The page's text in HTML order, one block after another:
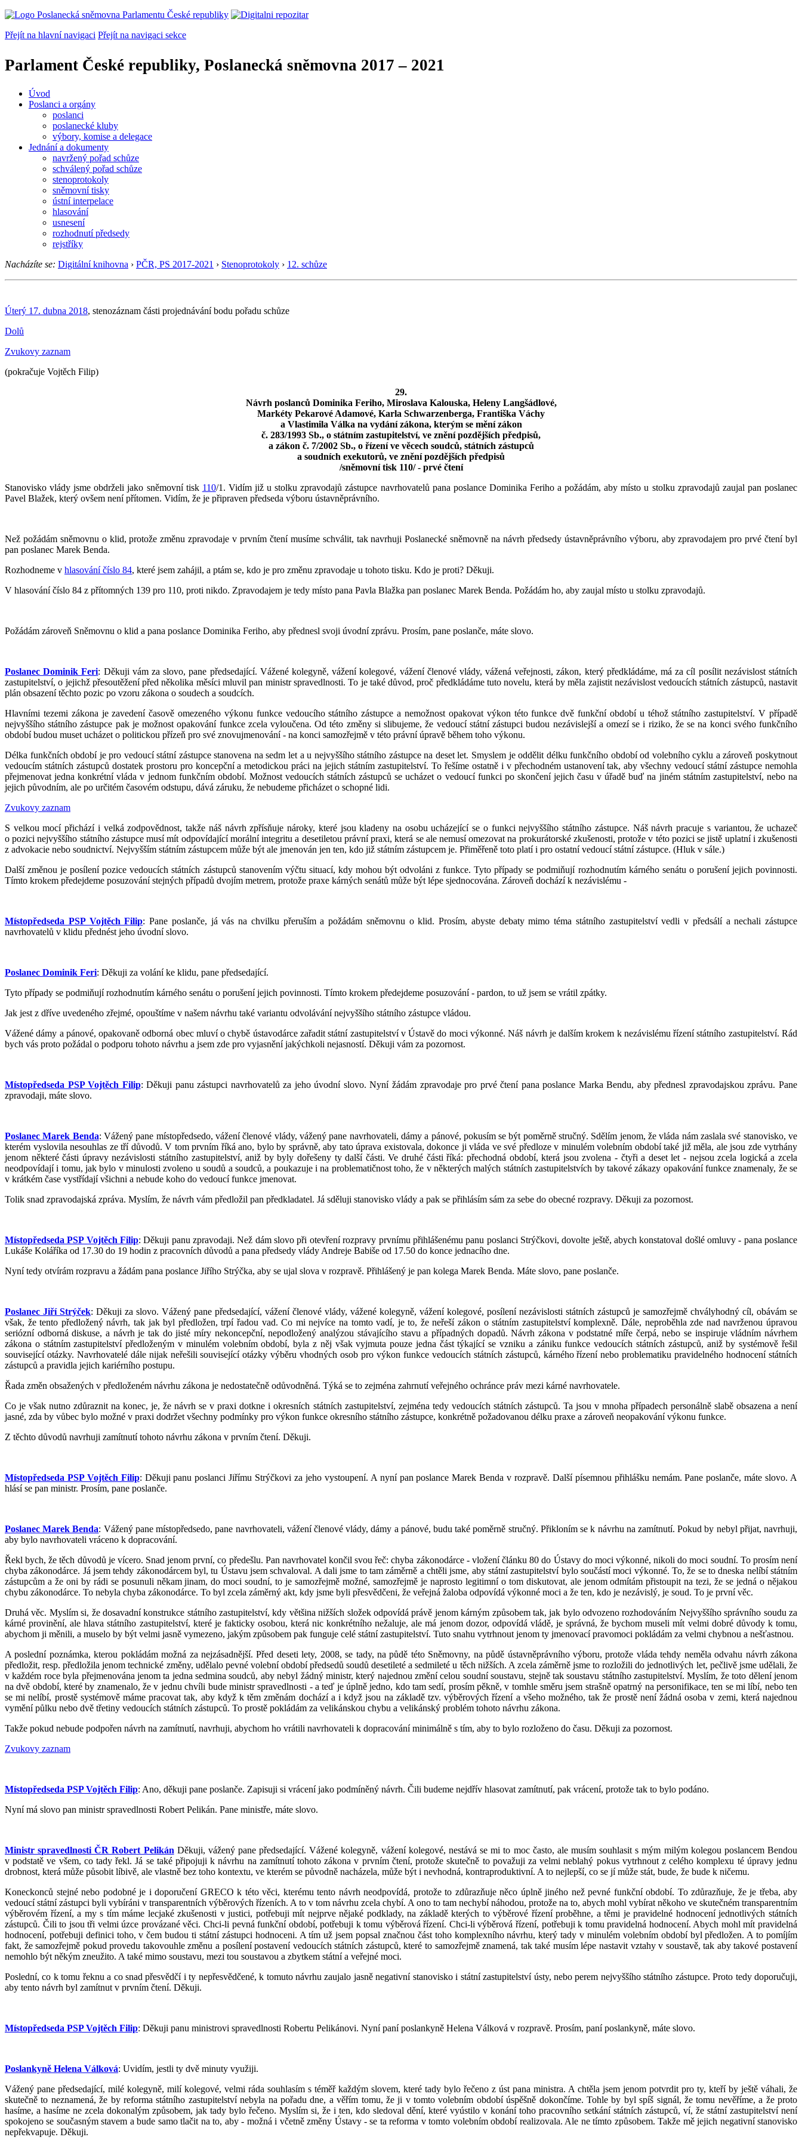
Přejít na hlavní navigaci Přejít na navigaci sekce
Parlament České republiky, Poslanecká sněmovna 2017 – 2021
Úvod
Poslanci a orgány
poslanci
poslanecké kluby
výbory, komise a delegace
Jednání a dokumenty
navržený pořad schůze
schválený pořad schůze
stenoprotokoly
sněmovní tisky
ústní interpelace
hlasování
usnesení
rozhodnutí předsedy
rejstříky
Nacházíte se: Digitální knihovna › PČR, PS 2017-2021 › Stenoprotokoly › 12. schůze
Úterý 17. dubna 2018, stenozáznam části projednávání bodu pořadu schůze
Dolů
Zvukovy zaznam
(pokračuje Vojtěch Filip)
29.
Návrh poslanců Dominika Feriho, Miroslava Kalouska, Heleny Langšádlové,
Markéty Pekarové Adamové, Karla Schwarzenberga, Františka Váchy
a Vlastimila Válka na vydání zákona, kterým se mění zákon
č. 283/1993 Sb., o státním zastupitelství, ve znění pozdějších předpisů,
a zákon č. 7/2002 Sb., o řízení ve věcech soudců, státních zástupců
a soudních exekutorů, ve znění pozdějších předpisů
/sněmovní tisk 110/ - prvé čtení
Stanovisko vlády jsme obdrželi jako sněmovní tisk 110/1. Vidím již u stolku zpravodajů zástupce navrhovatelů pana poslance Dominika Feriho a požádám, aby místo u stolku zpravodajů zaujal pan poslanec
Pavel Blažek, který ovšem není přítomen. Vidím, že je připraven předseda výboru ústavněprávního.
Než požádám sněmovnu o klid, protože změnu zpravodaje v prvním čtení musíme schválit, tak navrhuji Poslanecké sněmovně na návrh předsedy ústavněprávního výboru, aby zpravodajem pro prvé čtení byl
pan poslanec Marek Benda.
Rozhodneme v hlasování číslo 84, které jsem zahájil, a ptám se, kdo je pro změnu zpravodaje u tohoto tisku. Kdo je proti? Děkuji.
V hlasování číslo 84 z přítomných 139 pro 110, proti nikdo. Zpravodajem je tedy místo pana Pavla Blažka pan poslanec Marek Benda. Požádám ho, aby zaujal místo u stolku zpravodajů.
Požádám zároveň Sněmovnu o klid a pana poslance Dominika Feriho, aby přednesl svoji úvodní zprávu. Prosím, pane poslanče, máte slovo.
Poslanec Dominik Feri: Děkuji vám za slovo, pane předsedající. Vážené kolegyně, vážení kolegové, vážení členové vlády, vážená veřejnosti, zákon, který předkládáme, má za cíl posílit nezávislost státních
zastupitelství, o jejichž přesoutěžení před několika měsíci mluvil pan ministr spravedlnosti. To je také důvod, proč předkládáme tuto novelu, která by měla zajistit nezávislost vedoucích státních zástupců, nastavit
plán obsazení těchto pozic po vzoru zákona o soudech a soudcích.
Hlavními tezemi zákona je zavedení časově omezeného výkonu funkce vedoucího státního zástupce a nemožnost opakovat výkon této funkce dvě funkční období u téhož státního zastupitelství. V případě
nejvyššího státního zástupce pak je možnost opakování funkce zcela vyloučena. Od této změny si slibujeme, že vedoucí státní zástupci budou nezávislejší a omezí se i riziko, že se na konci svého funkčního
období budou muset ucházet o politickou přízeň pro své znovujmenování - na konci samozřejmě v této právní úpravě během toho výkonu.
Délka funkčních období je pro vedoucí státní zástupce stanovena na sedm let a u nejvyššího státního zástupce na deset let. Smyslem je oddělit délku funkčního období od volebního cyklu a zároveň poskytnout
vedoucím státních zástupců dostatek prostoru pro koncepční a metodickou práci na jejich státním zastupitelství. To řešíme ostatně i v přechodném ustanovení tak, aby všechny vedoucí státní zástupce nemohla
přejmenovat jedna konkrétní vláda v jednom funkčním období. Možnost vedoucích státních zástupců se ucházet o vedoucí funkci po skončení jejich času v úřadě buď na jiném státním zastupitelství, nebo na
jejich původním, ale po určitém časovém odstupu, dává záruku, že nebudeme přicházet o schopné lidi.
Zvukovy zaznam
S velkou mocí přichází i velká zodpovědnost, takže náš návrh zpřísňuje nároky, které jsou kladeny na osobu ucházející se o funkci nejvyššího státního zástupce. Náš návrh pracuje s variantou, že uchazeč
o pozici nejvyššího státního zástupce musí mít odpovídající morální integritu a desetiletou právní praxi, která se ale nemusí omezovat na prokurátorské zkušenosti, protože v této pozici se jistě uplatní i zkušenosti
z advokacie nebo soudnictví. Nejvyšším státním zástupcem může být ale jmenován jen ten, kdo již státním zástupcem je. Přiměřeně toto platí i pro ostatní vedoucí státní zástupce. (Hluk v sále.)
Další změnou je posílení pozice vedoucích státních zástupců stanovením výčtu situací, kdy mohou být odvoláni z funkce. Tyto případy se podmiňují rozhodnutím kárného senátu o porušení jejich povinnosti.
Tímto krokem předejdeme posuzování stejných případů dvojím metrem, protože praxe kárných senátů může být lépe sjednocována. Zároveň dochází k nezávislému -
Místopředseda PSP Vojtěch Filip: Pane poslanče, já vás na chvilku přeruším a požádám sněmovnu o klid. Prosím, abyste debaty mimo téma státního zastupitelství vedli v předsálí a nechali zástupce
navrhovatelů v klidu přednést jeho úvodní slovo.
Poslanec Dominik Feri: Děkuji za volání ke klidu, pane předsedající.
Tyto případy se podmiňují rozhodnutím kárného senátu o porušení jejich povinnosti. Tímto krokem předejdeme posuzování - pardon, to už jsem se vrátil zpátky.
Jak jest z dříve uvedeného zřejmé, opouštíme v našem návrhu také variantu odvolávání nejvyššího státního zástupce vládou.
Vážené dámy a pánové, opakovaně odborná obec mluví o chybě ústavodárce zařadit státní zastupitelství v Ústavě do moci výkonné. Náš návrh je dalším krokem k nezávislému řízení státního zastupitelství. Rád
bych vás proto požádal o podporu tohoto návrhu a jsem zde pro vyjasnění jakýchkoli nejasností. Děkuji vám za pozornost.
Místopředseda PSP Vojtěch Filip: Děkuji panu zástupci navrhovatelů za jeho úvodní slovo. Nyní žádám zpravodaje pro prvé čtení pana poslance Marka Bendu, aby přednesl zpravodajskou zprávu. Pane
zpravodaji, máte slovo.
Poslanec Marek Benda: Vážený pane místopředsedo, vážení členové vlády, vážený pane navrhovateli, dámy a pánové, pokusím se být poměrně stručný. Sdělím jenom, že vláda nám zaslala své stanovisko, ve
kterém vyslovila nesouhlas ze tří důvodů. V tom prvním říká ano, bylo by správně, aby tato úprava existovala, dokonce ji vláda ve své předloze v minulém volebním období také již měla, ale jsou zde vytrhány
jenom některé části úpravy nezávislosti státního zastupitelství, aniž by byly dořešeny ty další části. Ve druhé části říká: přechodná období, která jsou zvolena - čtyři a deset let - nejsou zcela logická a zcela
neodpovídají i tomu, jak bylo v minulosti zvoleno u soudů a soudců, a poukazuje i na problematičnost toho, že v některých malých státních zastupitelstvích by takové zákazy opakování funkce znamenaly, že se
v krátkém čase vystřídají všichni a nebude koho do vedoucí funkce jmenovat.
Tolik snad zpravodajská zpráva. Myslím, že návrh vám předložil pan předkladatel. Já sděluji stanovisko vlády a pak se přihlásím sám za sebe do obecné rozpravy. Děkuji za pozornost.
Místopředseda PSP Vojtěch Filip: Děkuji panu zpravodaji. Než dám slovo při otevření rozpravy prvnímu přihlášenému panu poslanci Strýčkovi, dovolte ještě, abych konstatoval došlé omluvy - pana poslance
Lukáše Koláříka od 17.30 do 19 hodin z pracovních důvodů a pana předsedy vlády Andreje Babiše od 17.50 do konce jednacího dne.
Nyní tedy otvírám rozpravu a žádám pana poslance Jiřího Strýčka, aby se ujal slova v rozpravě. Přihlášený je pan kolega Marek Benda. Máte slovo, pane poslanče.
Poslanec Jiří Strýček: Děkuji za slovo. Vážený pane předsedající, vážení členové vlády, vážené kolegyně, vážení kolegové, posílení nezávislosti státních zástupců je samozřejmě chvályhodný cíl, obávám se
však, že tento předložený návrh, tak jak byl předložen, trpí řadou vad. Co mi nejvíce na tomto vadí, je to, že neřeší zákon o státním zastupitelství komplexně. Dále, neproběhla zde nad navrženou úpravou
seriózní odborná diskuse, a návrh je tak do jisté míry nekoncepční, nepodložený analýzou stávajícího stavu a případných dopadů. Návrh zákona v podstatné míře čerpá, nebo se inspiruje vládním návrhem
zákona o státním zastupitelství předloženým v minulém volebním období, byla z něj však vyjmuta pouze jedna část týkající se vzniku a zániku funkce vedoucích státních zástupců, aniž by systémově řešil
související otázky. Navrhovatelé dále nijak neřešili související otázky výběru vhodných osob pro výkon funkce vedoucích státních zástupců, kárného řízení nebo problematiku pravidelného hodnocení státních
zástupců a pravidla jejich kariérního postupu.
Řada změn obsažených v předloženém návrhu zákona je nedostatečně odůvodněná. Týká se to zejména zahrnutí veřejného ochránce práv mezi kárné navrhovatele.
Co je však nutno zdůraznit na konec, je, že návrh se v praxi dotkne i okresních státních zastupitelství, zejména tedy vedoucích státních zástupců. Ta jsou v mnoha případech personálně slabě obsazena a není
jasné, zda by vůbec bylo možné v praxi dodržet všechny podmínky pro výkon funkce okresního státního zástupce, konkrétně požadovanou délku praxe a zároveň neopakování výkonu funkce.
Z těchto důvodů navrhuji zamítnutí tohoto návrhu zákona v prvním čtení. Děkuji.
Místopředseda PSP Vojtěch Filip: Děkuji panu poslanci Jiřímu Strýčkovi za jeho vystoupení. A nyní pan poslance Marek Benda v rozpravě. Další písemnou přihlášku nemám. Pane poslanče, máte slovo. A
hlásí se pan ministr. Prosím, pane poslanče.
Poslanec Marek Benda: Vážený pane místopředsedo, pane navrhovateli, vážení členové vlády, dámy a pánové, budu také poměrně stručný. Přikloním se k návrhu na zamítnutí. Pokud by nebyl přijat, navrhuji,
aby bylo navrhovateli vráceno k dopracování.
Řekl bych, že těch důvodů je vícero. Snad jenom první, co předešlu. Pan navrhovatel končil svou řeč: chyba zákonodárce - vložení článku 80 do Ústavy do moci výkonné, nikoli do moci soudní. To prosím není
chyba zákonodárce. Já jsem tehdy zákonodárcem byl, tu Ústavu jsem schvaloval. A dali jsme to tam záměrně a chtěli jsme, aby státní zastupitelství bylo součástí moci výkonné. To, že se to dneska nelíbí státním
zástupcům a že oni by rádi se posunuli někam jinam, do moci soudní, to je samozřejmě možné, samozřejmě je naprosto legitimní o tom diskutovat, ale jenom odmítám přistoupit na tezi, že se jedná o nějakou
chybu zákonodárce. To nebyla chyba zákonodárce. To byl zcela záměrný akt, kdy jsme byli přesvědčeni, že veřejná žaloba odpovídá výkonné moci a že ten, kdo je nezávislý, je soud. To je první věc.
Druhá věc. Myslím si, že dosavadní konstrukce státního zastupitelství, kdy většina nižších složek odpovídá právě jenom kárným způsobem tak, jak bylo odvozeno rozhodováním Nejvyššího správního soudu za
kárné provinění, ale hlava státního zastupitelství, které je fakticky osobou, která nic konkrétního nežaluje, ale má jenom dozor, odpovídá vládě, je správná, že bychom museli mít velmi dobré důvody k tomu,
abychom ji měnili, a muselo by být velmi jasně vymezeno, jakým způsobem pak funguje celé státní zastupitelství. Tuto snahu vytrhnout jenom ty jmenovací pravomoci pokládám za velmi chybnou a nešťastnou.
A poslední poznámka, kterou pokládám možná za nejzásadnější. Před deseti lety, 2008, se tady, na půdě této Sněmovny, na půdě ústavněprávního výboru, protože vláda tehdy neměla odvahu návrh zákona
předložit, resp. předložila jenom technické změny, udělalo pevné volební období předsedů soudů desetileté a sedmileté u těch nižších. A zcela záměrně jsme to rozložili do jednotlivých let, pečlivě jsme udělali, že
v každém roce byla přejmenována jenom ta jedna sedmina soudců, aby nebyl žádný ministr, který najednou změní celou soudní soustavu, stejně tak soustavu státního zastupitelství. Myslím, že toto dělení jenom
na dvě období, které by znamenalo, že v jednu chvíli bude ministr spravedlnosti - a teď je úplně jedno, kdo tam sedí, prosím pěkně, v tomhle směru jsem strašně opatrný na personifikace, ten se mi líbí, nebo ten
se mi nelíbí, prostě systémově máme pracovat tak, aby když k těm změnám dochází a i když jsou na základě tzv. výběrových řízení a všeho možného, tak že prostě není žádná osoba v zemi, která najednou
vymění půlku nebo dvě třetiny vedoucích státních zástupců. To prostě pokládám za velikánskou chybu a velikánský problém tohoto návrhu zákona.
Takže pokud nebude podpořen návrh na zamítnutí, navrhuji, abychom ho vrátili navrhovateli k dopracování minimálně s tím, aby to bylo rozloženo do času. Děkuji za pozornost.
Zvukovy zaznam
Místopředseda PSP Vojtěch Filip: Ano, děkuji pane poslanče. Zapisuji si vrácení jako podmíněný návrh. Čili budeme nejdřív hlasovat zamítnutí, pak vrácení, protože tak to bylo podáno.
Nyní má slovo pan ministr spravedlnosti Robert Pelikán. Pane ministře, máte slovo.
Ministr spravedlnosti ČR Robert Pelikán Děkuji, vážený pane předsedající. Vážené kolegyně, vážení kolegové, nestává se mi to moc často, ale musím souhlasit s mým milým kolegou poslancem Bendou
v podstatě ve všem, co tady řekl. Já se také připojuji k návrhu na zamítnutí tohoto zákona v prvním čtení, protože skutečně to považuji za velmi neblahý pokus vytrhnout z celého komplexu té úpravy jednu
drobnost, která může působit líbivě, ale vlastně bez toho kontextu, ve kterém se původně nacházela, může být i nevhodná, kontraproduktivní. A to nejlepší, co se jí může stát, bude, že bude k ničemu.
Koneckonců stejné nebo podobné je i doporučení GRECO k této věci, kterému tento návrh neodpovídá, protože to zdůrazňuje něco úplně jiného než pevné funkční období. To zdůrazňuje, že je třeba, aby
vedoucí státní zástupci byli vybíráni v transparentních výběrových řízeních. A to v tom návrhu zcela chybí. A ono to tam nechybí náhodou, protože na to, abych mohl vybírat někoho ve skutečném transparentním
výběrovém řízení, a my s tím máme lecjaké zkušenosti v justici, potřebuji mít nejprve nějaké podklady, na základě kterých to výběrové řízení proběhne, a těmi je pravidelné hodnocení jednotlivých státních
zástupců. Čili to jsou tři velmi úzce provázané věci. Chci-li pevná funkční období, potřebuji k tomu výběrová řízení. Chci-li výběrová řízení, potřebuji k tomu pravidelná hodnocení. Abych mohl mít pravidelná
hodnocení, potřebuji definici toho, v čem budou ti státní zástupci hodnoceni. A tím už jsem popsal značnou část toho komplexního návrhu, který tady v minulém volebním období byl předložen. A to pomíjím
fakt, že samozřejmě pokud provedu takovouhle změnu a posílení postavení vedoucích státních zástupců, které to samozřejmě znamená, tak také musím lépe nastavit vztahy v soustavě, tak aby takové postavení
nemohlo být někým zneužito. A také mimo soustavu, mezi tou soustavou a zbytkem státní a veřejné moci.
Poslední, co k tomu řeknu a co snad přesvědčí i ty nepřesvědčené, k tomuto návrhu zaujalo jasně negativní stanovisko i státní zastupitelství ústy, nebo perem nejvyššího státního zástupce. Proto tedy doporučuji,
aby tento návrh byl zamítnut v prvním čtení. Děkuji.
Místopředseda PSP Vojtěch Filip: Děkuji panu ministrovi spravedlnosti Robertu Pelikánovi. Nyní paní poslankyně Helena Válková v rozpravě. Prosím, paní poslankyně, máte slovo.
Poslankyně Helena Válková: Uvidím, jestli ty dvě minuty využiji.
Vážený pane předsedající, milé kolegyně, milí kolegové, velmi ráda souhlasím s téměř každým slovem, které tady bylo řečeno z úst pana ministra. A chtěla jsem jenom potvrdit pro ty, kteří by ještě váhali, že
skutečně to neznamená, že by reforma státního zastupitelství nebyla na pořadu dne, a věřím tomu, že ji v tomto volebním období úspěšně dokončíme. Tohle by byl spíš signál, že tomu nevěříme, a že proto
hasíme, a hasíme ne zcela dokonalým způsobem, jak tady bylo řečeno. Myslím si, že i ten, kdo sledoval dění, které vyústilo v konání toho pracovního setkání státních zástupců, ví, že státní zastupitelství není
spokojeno se současným stavem a bude samo tlačit na to, aby - možná i včetně změny Ústavy - se ta reforma v tomto volebním období realizovala. Ale ne tímto způsobem. Takže mě jejich negativní stanovisko
nepřekvapuje. Děkuji.